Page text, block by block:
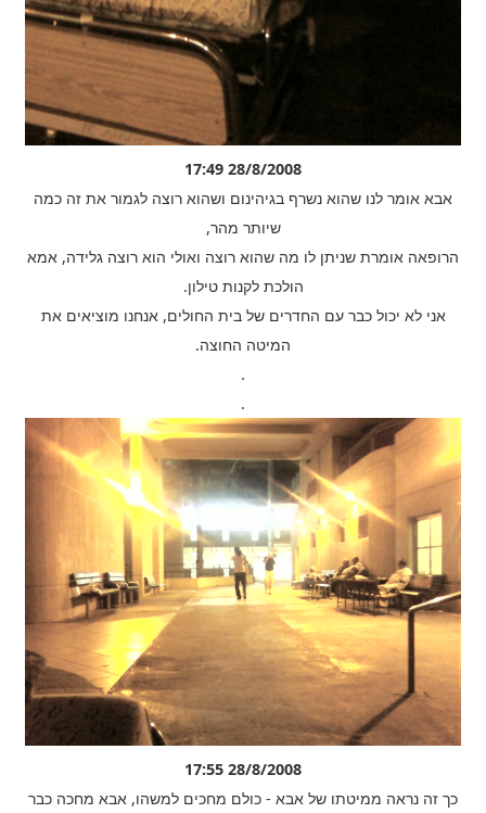
28/8/2008 17:49
אבא אומר לנו שהוא נשרף בגיהינום ושהוא רוצה לגמור את זה כמה
שיותר מהר,
הרופאה אומרת שניתן לו מה שהוא רוצה ואולי הוא רוצה גלידה, אמא
הולכת לקנות טילון.
אני לא יכול כבר עם החדרים של בית החולים, אנחנו מוציאים את
המיטה החוצה.
.
.
28/8/2008 17:55
כך זה נראה ממיטתו של אבא - כולם מחכים למשהו, אבא מחכה כבר